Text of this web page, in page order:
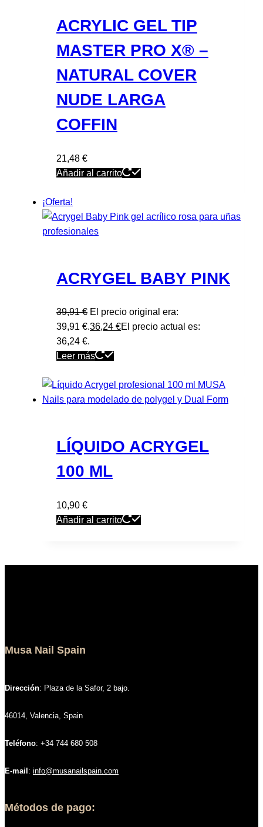
ACRYLIC GEL TIP
MASTER PRO X® –
NATURAL COVER
NUDE LARGA
COFFIN
21,48 €
Añadir al carrito
¡Oferta!
ACRYGEL BABY PINK
39,91€ El precio original era:
39,91 €.36,24 €El precio actual es:
36,24 €.
Leer más
LÍQUIDO ACRYGEL
100 ML
10,90 €
Añadir al carrito
Musa Nail Spain
Dirección: Plaza de la Safor, 2 bajo.
46014, Valencia, Spain
Teléfono: +34 744 680 508
E-mail: info@musanailspain.com
Métodos de pago: